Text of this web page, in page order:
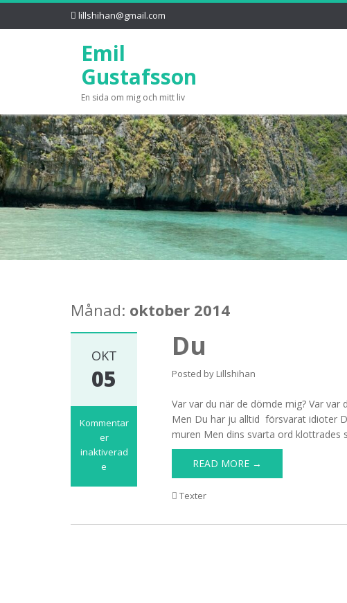
lillshihan@gmail.com
Emil
Gustafsson
En sida om mig och mitt liv
Månad: oktober 2014
OKT
05
Kommentar
er
inaktiverad
e
Du
Posted by Lillshihan
Var var du när de dömde mig? Var
Men Du har ju alltid försvarat idioter
muren Men dins svarta ord
READ MORE →
Texter